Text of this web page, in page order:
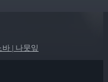
바 | 나뭇잎